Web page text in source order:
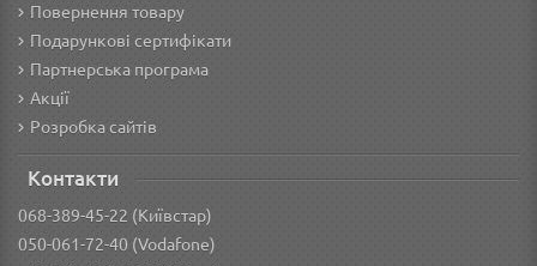
Повернення товару
Подарункові сертифікати
Партнерська програма
Акції
Розробка сайтів
Контакти
068-389-45-22 (Київстар)
050-061-72-40 (Vodafone)